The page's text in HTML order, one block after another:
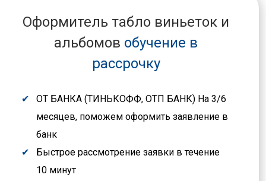
Оформитель табло виньеток и
альбомов обучение в
рассрочку
ОТ БАНКА (ТИНЬКОФФ, ОТП БАНК) На 3/6
месяцев, поможем оформить заявление в
банк
Быстрое рассмотрение заявки в течение
10 минут